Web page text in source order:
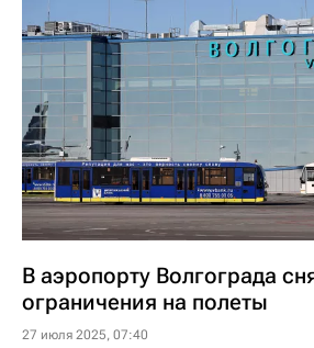
В аэропорту Волгограда
ограничения на полеты
27 июля 2025, 07:40